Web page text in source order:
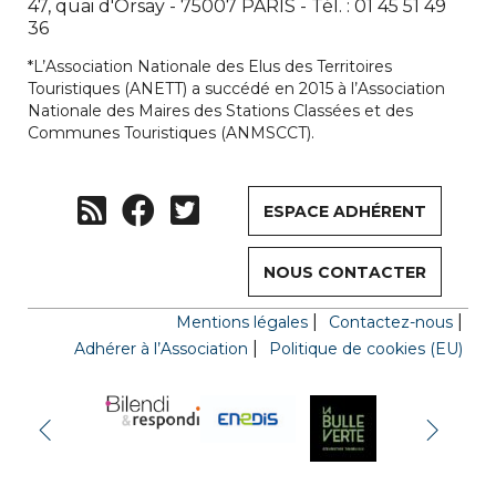
47, quai d'Orsay - 75007 PARIS - Tél. : 01 45 51 49
36
*L’Association Nationale des Elus des Territoires
Touristiques (ANETT) a succédé en 2015 à l’Association
Nationale des Maires des Stations Classées et des
Communes Touristiques (ANMSCCT).
ESPACE ADHÉRENT
NOUS CONTACTER
Mentions légales
Contactez-nous
Adhérer à l’Association
Politique de cookies (EU)